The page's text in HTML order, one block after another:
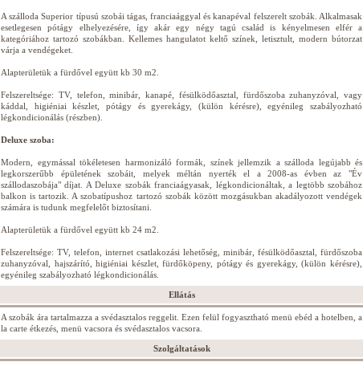
A szálloda Superior típusú szobái tágas, franciaággyal és kanapéval felszerelt szobák. Alkalmasak
esetlegesen pótágy elhelyezésére, így akár egy négy tagú család is kényelmesen elfér a
kategóriához tartozó szobákban. Kellemes hangulatot keltő színek, letisztult, modern bútorzat
várja a vendégeket.
Alapterületük a fürdővel együtt kb 30 m2.
Felszereltsége: TV, telefon, minibár, kanapé, fésülködőasztal, fürdőszoba zuhanyzóval, vagy
káddal, higiéniai készlet, pótágy és gyerekágy, (külön kérésre), egyénileg szabályozható
légkondicionálás (részben).
Deluxe szoba:
Modern, egymással tökéletesen harmonizáló formák, színek jellemzik a szálloda legújabb és
legkorszerűbb épületének szobáit, melyek méltán nyerték el a 2008-as évben az "Év
szállodaszobája" díjat. A Deluxe szobák franciaágyasak, légkondicionáltak, a legtöbb szobához
balkon is tartozik. A szobatípushoz tartozó szobák között mozgásukban akadályozott vendégek
számára is tudunk megfelelőt biztosítani.
Alapterületük a fürdővel együtt kb 24 m2.
Felszereltsége: TV, telefon, internet csatlakozási lehetőség, minibár, fésülködőasztal, fürdőszoba
zuhanyzóval, hajszárító, higiéniai készlet, fürdőköpeny, pótágy és gyerekágy, (külön kérésre),
egyénileg szabályozható légkondicionálás.
Ellátás
A szobák ára tartalmazza a svédasztalos reggelit. Ezen felül fogyasztható menü ebéd a hotelben, a
la carte étkezés, menü vacsora és svédasztalos vacsora.
Szolgáltatások